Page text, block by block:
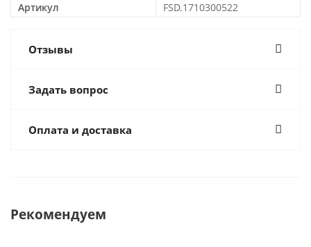
Артикул FSD.1710300522
Отзывы
Задать вопрос
Оплата и доставка
Рекомендуем